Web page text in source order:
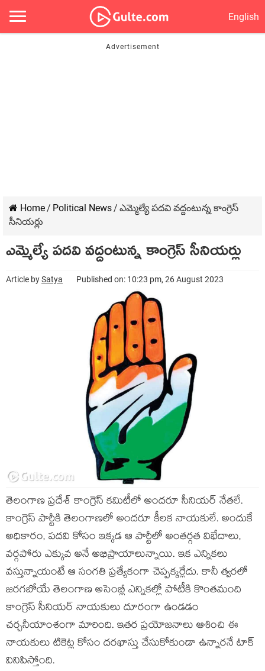
English
Home/ Political News/ ఎమ్మెల్యే పదవి వద్దంటున్న కాంగ్రెస్
సీనియర్లు
ఎమ్మెల్యే పదవి వద్దంటున్న కాంగ్రెస్ సీనియర్లు
Article bySatya Published on: 10:23 pm, 26 August 2023
తెలంగాణ ప్రదేశ్ కాంగ్రెస్ కమిటీలో అందరూ సీనియర్ నేతలే.
కాంగ్రెస్ పార్టీకి తెలంగాణలో అందరూ కీలక నాయకులే. అందుకే
అధికారం, పదవి కోసం ఇక్కడ ఆ పార్టీలో అంతర్గత విభేదాలు,
వర్గపోరు ఎక్కువ అనే అభిప్రాయాలున్నాయి. ఇక ఎన్నికలు
వస్తున్నాయంటే ఆ సంగతి ప్రత్యేకంగా చెప్పక్కర్లేదు. కానీ త్వరలో
జరగబోయే తెలంగాణ అసెంబ్లీ ఎన్నికల్లో పోటీకి కొంతమంది
కాంగ్రెస్ సీనియర్ నాయకులు దూరంగా ఉండడం
చర్చనీయాంశంగా మారింది. ఇతర ప్రయోజనాలు ఆశించి ఈ
నాయకులు టికెట్ల కోసం దరఖాస్తు చేసుకోకుండా ఉన్నారనే టాక్
వినిపిస్తోంది.